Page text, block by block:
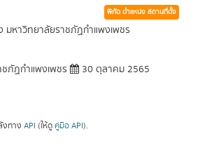
พิกัด ตำแหน่ง สถานที่ตั้ง
มหาวิทยาลัยราชภัฏกำแพงเพชร
ภัฏกำแพงเพชร 30 ตุลาคม 2565
งทาง API (ให้ดู คู่มือ API).